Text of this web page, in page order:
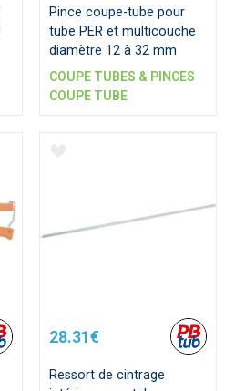
Pince coupe-tube pour
tube PER et multicouche
diamètre 12 à 32 mm
COUPE TUBES & PINCES
COUPE TUBE
28.31€
Ressort de cintrage